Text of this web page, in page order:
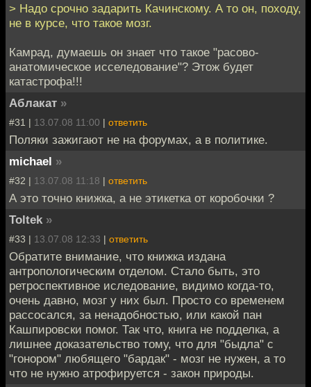
> Надо срочно задарить Качинскому. А то он, походу,
не в курсе, что такое мозг.
Камрад, думаешь он знает что такое "расово-
анатомическое исселедование"? Этож будет
катастрофа!!!
Аблакат »
#31 | 13.07.08 11:00 | ответить
Поляки зажигают не на форумах, а в политике.
michael »
#32 | 13.07.08 11:18 | ответить
А это точно книжка, а не этикетка от коробочки ?
Toltek »
#33 | 13.07.08 12:33 | ответить
Обратите внимание, что книжка издана
антропологическим отделом. Стало быть, это
ретроспективное иследование, видимо когда-то,
очень давно, мозг у них был. Просто со временем
рассосался, за ненадобностью, или какой пан
Кашпировски помог. Так что, книга не подделка, а
лишнее доказательство тому, что для "быдла" с
"гонором" любящего "бардак" - мозг не нужен, а то
что не нужно атрофируется - закон природы.